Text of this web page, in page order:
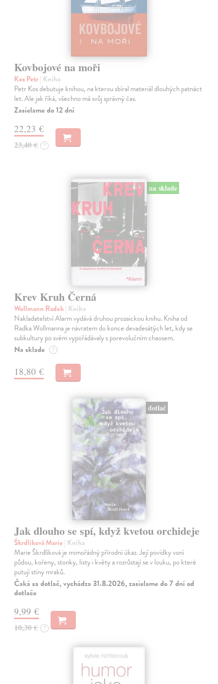
Kovbojové na moři
Kos Petr| Kniha
Petr Kos debutuje knihou, na kterou sbíral materiál dlouhých patnáct
let. Ale jak říká, všechno má svůj správný čas.
Zasielame do 12 dní
22,23 €
23,40 € ?
na sklade
Krev Kruh Černá
Wollmann Radek| Kniha
Nakladatelství Alarm vydává druhou prozaickou knihu. Kniha od
Radka Wollmanna je návratem do konce devadesátých let, kdy se
subkultury po svém vypořádávaly s porevolučním chaosem.
Na sklade ?
18,80 €
dotlač
Jak dlouho se spí, když kvetou orchideje
Škrdlíková Marie | Kniha
Marie Škrdlíková je mimořádný přírodní úkaz. Její povídky voní
půdou, kořeny, stonky, listy i květy a rozrůstají se v louku, po které
putují stíny mraků.
Čaká sa dotlač, vychádza 31.8.2026, zasielame do 7 dní od
dotlače
9,99 €
10,30 € ?